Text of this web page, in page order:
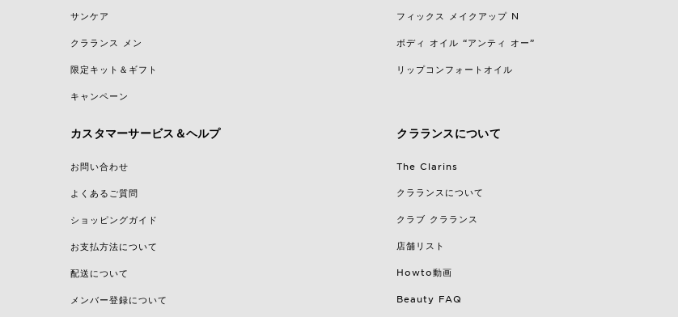
サンケア
クラランス メン
限定キット＆ギフト
キャンペーン
フィックス メイクアップ N
ボディ オイル “アンティ オー”
リップコンフォートオイル
カスタマーサービス＆ヘルプ
お問い合わせ
よくあるご質問
ショッピングガイド
お支払方法について
配送について
メンバー登録について
クラランスについて
The Clarins
クラランスについて
クラブ クラランス
店舗リスト
Howto動画
Beauty FAQ